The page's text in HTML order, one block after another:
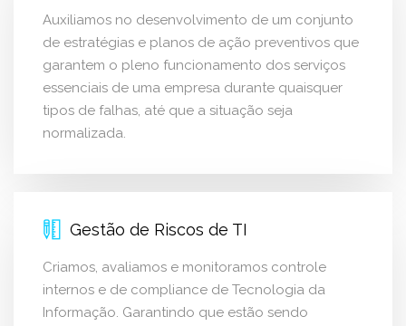
Auxiliamos no desenvolvimento de um conjunto
de estratégias e planos de ação preventivos que
garantem o pleno funcionamento dos serviços
essenciais de uma empresa durante quaisquer
tipos de falhas, até que a situação seja
normalizada.
Gestão de Riscos de TI
Criamos, avaliamos e monitoramos controle
internos e de compliance de Tecnologia da
Informação. Garantindo que estão sendo